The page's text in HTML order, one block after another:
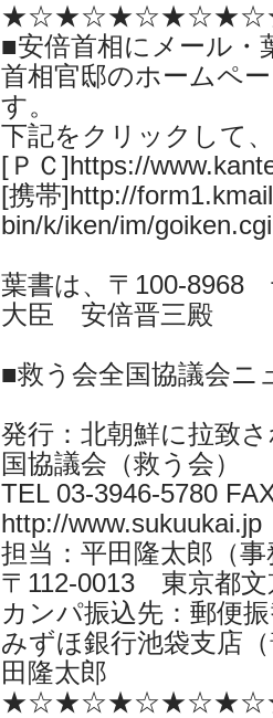
■安倍首相にメール・
首相官邸のホームペ
す。
下記をクリックして
[ＰＣ]https://
[携帯]http://
bin/k/iken/im/goiken.cgi
葉書は、〒100-8968
大臣 安倍晋三殿
■救う会全国協議会ニ
発行：北朝鮮に拉致
国協議会（救う会）
TEL 03-3946-5780
http://www.sukuukai.jp
担当：平田隆太郎（
〒112-0013 東京都文
カンパ振込先：郵便
みずほ銀行池袋支店
田隆太郎